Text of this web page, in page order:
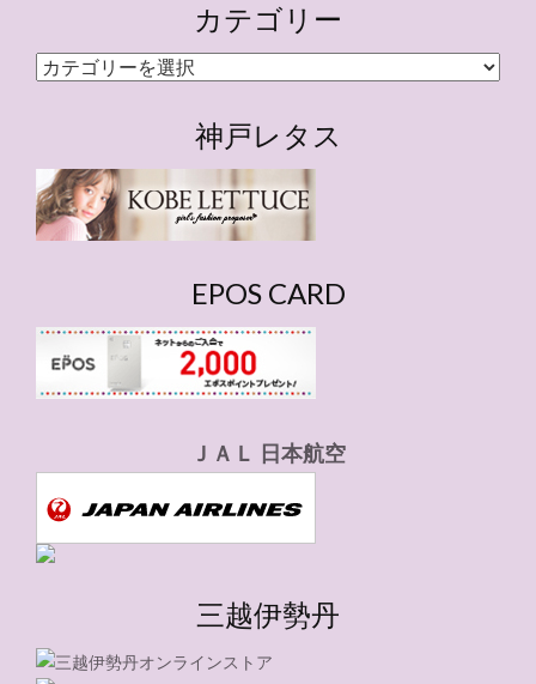
カテゴリー
カ
ー
神戸レタス
EPOS CARD
ＪＡＬ 日本航空
三越伊勢丹